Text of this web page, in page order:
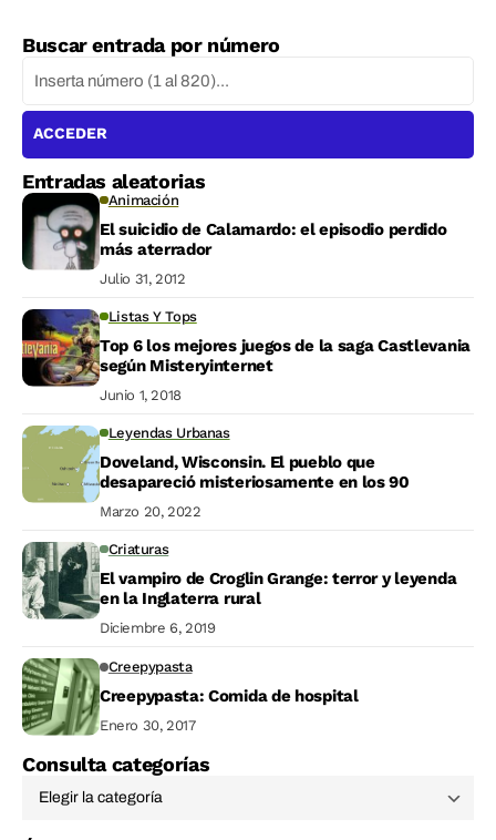
Buscar entrada por número
ACCEDER
Entradas aleatorias
Animación
El suicidio de Calamardo: el episodio perdido
más aterrador
Julio 31, 2012
Listas Y Tops
Top 6 los mejores juegos de la saga Castlevania
según Misteryinternet
Junio 1, 2018
Leyendas Urbanas
Doveland, Wisconsin. El pueblo que
desapareció misteriosamente en los 90
Marzo 20, 2022
Criaturas
El vampiro de Croglin Grange: terror y leyenda
en la Inglaterra rural
Diciembre 6, 2019
Creepypasta
Creepypasta: Comida de hospital
Enero 30, 2017
Consulta categorías